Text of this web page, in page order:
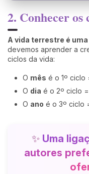
2. Conhecer os
A vida terrestre é
devemos aprender a
ciclos da vida:
O mês é o 1º ciclo
O dia é o 2º ciclo =
O ano é o 3º ciclo
✨ Uma
autores